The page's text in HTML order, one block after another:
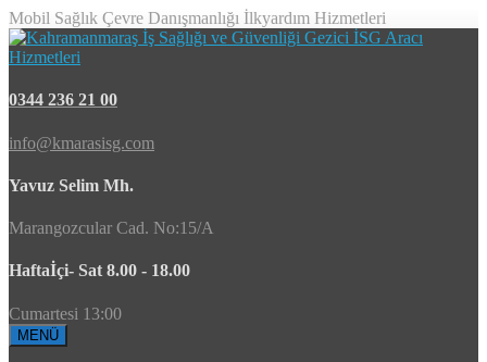
Mobil Sağlık Çevre Danışmanlığı İlkyardım Hizmetleri
0344 236 21 00
info@kmarasisg.com
Yavuz Selim Mh.
Marangozcular Cad. No:15/A
Haftaİçi- Sat 8.00 - 18.00
Cumartesi 13:00
MENÜ